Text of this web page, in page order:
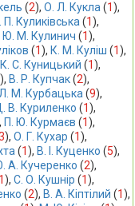
(2), О. Л. Кукла (1),
П. Куликівська (1),
Ю. М. Кулинич (1),
(1), К. М. Куліш (1),
К. С. Куницький (1),
), В. Р. Купчак (2),
Л. М. Курбацька (9),
В. Куриленко (1),
П. Ю. Курмаєв (1),
), О. Г. Кухар (1),
(1), В. І. Куценко (5),
А. Кучеренко (2),
1), С. О. Кушнір (1),
(2), В. А. Кіптілий (1),